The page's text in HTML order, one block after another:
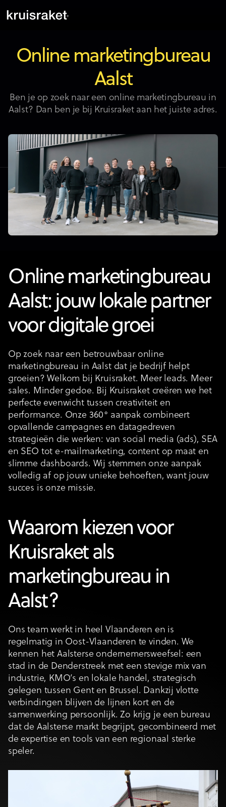
Online marketingbureau
Aalst
Ben je op zoek naar een online marketingbureau in
Aalst? Dan ben je bij Kruisraket aan het juiste adres.
Online marketingbureau
Aalst: jouw lokale partner
voor digitale groei
Op zoek naar een betrouwbaar online
marketingbureau in Aalst dat je bedrijf helpt
groeien? Welkom bij Kruisraket. Meer leads. Meer
sales. Minder gedoe. Bij Kruisraket creëren we het
perfecte evenwicht tussen creativiteit en
performance. Onze 360° aanpak combineert
opvallende campagnes en datagedreven
strategieën die werken: van social media (ads), SEA
en SEO tot e-mailmarketing, content op maat en
slimme dashboards. Wij stemmen onze aanpak
volledig af op jouw unieke behoeften, want jouw
succes is onze missie.
Waarom kiezen voor
Kruisraket als
marketingbureau in
Aalst?
Ons team werkt in heel Vlaanderen en is
regelmatig in Oost-Vlaanderen te vinden. We
kennen het Aalsterse ondernemersweefsel: een
stad in de Denderstreek met een stevige mix van
industrie, KMO’s en lokale handel, strategisch
gelegen tussen Gent en Brussel. Dankzij vlotte
verbindingen blijven de lijnen kort en de
samenwerking persoonlijk. Zo krijg je een bureau
dat de Aalsterse markt begrijpt, gecombineerd met
de expertise en tools van een regionaal sterke
speler.